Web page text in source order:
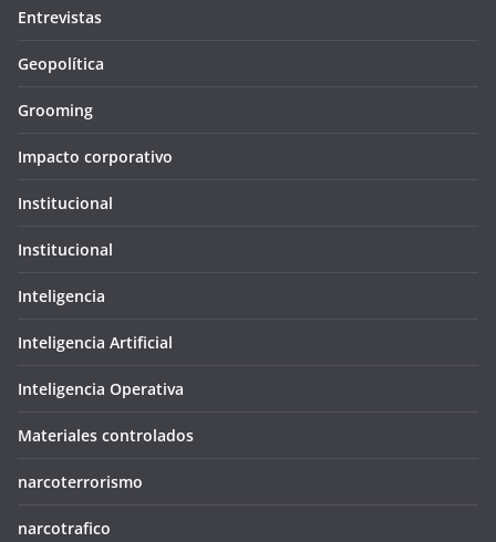
Entrevistas
Geopolítica
Grooming
Impacto corporativo
Institucional
Institucional
Inteligencia
Inteligencia Artificial
Inteligencia Operativa
Materiales controlados
narcoterrorismo
narcotrafico